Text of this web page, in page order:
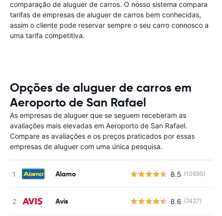
comparação de aluguer de carros. O nosso sistema compara
tarifas de empresas de aluguer de carros bem conhecidas,
assim o cliente pode reservar sempre o seu carro connosco a
uma tarifa competitiva.
Opções de aluguer de carros em
Aeroporto de San Rafael
As empresas de aluguer que se seguem receberam as
avaliações mais elevadas em Aeroporto de San Rafael.
Compare as avaliações e os preços praticados por essas
empresas de aluguer com uma única pesquisa.
Alamo 8.5 (10695)
Avis 8.6 (7427)